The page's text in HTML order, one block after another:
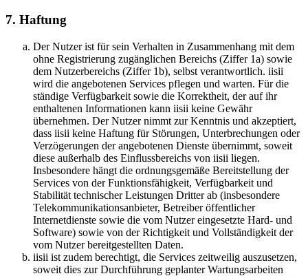
7. Haftung
Der Nutzer ist für sein Verhalten in Zusammenhang mit dem
ohne Registrierung zugänglichen Bereichs (Ziffer 1a) sowie
dem Nutzerbereichs (Ziffer 1b), selbst verantwortlich. iisii
wird die angebotenen Services pflegen und warten. Für die
ständige Verfügbarkeit sowie die Korrektheit, der auf ihr
enthaltenen Informationen kann iisii keine Gewähr
übernehmen. Der Nutzer nimmt zur Kenntnis und akzeptiert,
dass iisii keine Haftung für Störungen, Unterbrechungen oder
Verzögerungen der angebotenen Dienste übernimmt, soweit
diese außerhalb des Einflussbereichs von iisii liegen.
Insbesondere hängt die ordnungsgemäße Bereitstellung der
Services von der Funktionsfähigkeit, Verfügbarkeit und
Stabilität technischer Leistungen Dritter ab (insbesondere
Telekommunikationsanbieter, Betreiber öffentlicher
Internetdienste sowie die vom Nutzer eingesetzte Hard- und
Software) sowie von der Richtigkeit und Vollständigkeit der
vom Nutzer bereitgestellten Daten.
iisii ist zudem berechtigt, die Services zeitweilig auszusetzen,
soweit dies zur Durchführung geplanter Wartungsarbeiten